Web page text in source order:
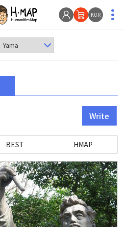
KOR
Write
BEST HMAP